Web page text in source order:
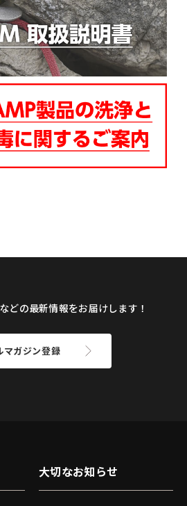
どの最新情報をお届けします！
マガジン登録
大切なお知らせ